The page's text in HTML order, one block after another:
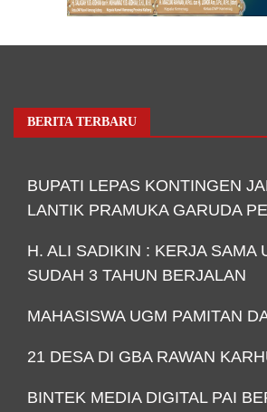
BERITA TERBARU
BUPATI LEPAS KONTINGEN
LANTIK PRAMUKA GARUDA
H. ALI SADIKIN : KERJA SAMA
SUDAH 3 TAHUN BERJALAN
MAHASISWA UGM PAMITAN
21 DESA DI GBA RAWAN
BINTEK MEDIA DIGITAL PAI